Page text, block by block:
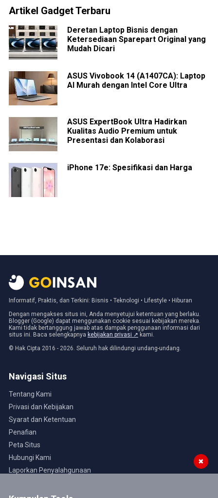
Artikel Gadget Terbaru
Deretan Laptop Bisnis dengan
Ketersediaan Sparepart Original yang
Mudah Dicari
ASUS Vivobook 14 (A1407CA): Laptop
AI Murah dengan Intel Core Ultra
ASUS ExpertBook Ultra Hadirkan
Kualitas Audio Premium untuk
Presentasi dan Kolaborasi
iPhone 17e: Spesifikasi dan Harga
Informatif, Praktis, dan Terkini: Bisnis • Teknologi • Lifestyle • Hiburan
Dengan mengakses situs ini, Anda menyetujui ketentuan yang berlaku.
Blogger (Google) dapat menggunakan cookie sesuai kebijakan mereka.
Kami tidak bertanggung jawab atas dampak penggunaan informasi dari
situs ini. Baca selengkapnya kebijakan privasi ↗ kami.
© Hak Cipta 2016 - 2026. Seluruh hak dilindungi undang-undang.
Navigasi Situs
Tentang Kami
Privasi dan Kebijakan
Syarat dan Ketentuan
Penafian
Peta Situs
Hubungi Kami
Laporkan Penyalahgunaan
✖